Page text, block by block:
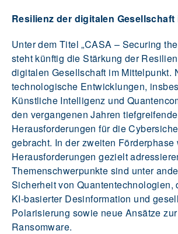
Resilienz der digitalen
Unter dem Titel „CASA – Securing
steht künftig die Stärkung der
digitalen Gesellschaft im Mittelpunkt.
technologische Entwicklungen,
Künstliche Intelligenz und
den vergangenen Jahren tiefgreifende
Herausforderungen für die
gebracht. In der zweiten
Herausforderungen gezielt
Themenschwerpunkte sind unter
Sicherheit von Quantentechnologien,
KI-basierter Desinformation und
Polarisierung sowie neue Ansätze
Ransomware.